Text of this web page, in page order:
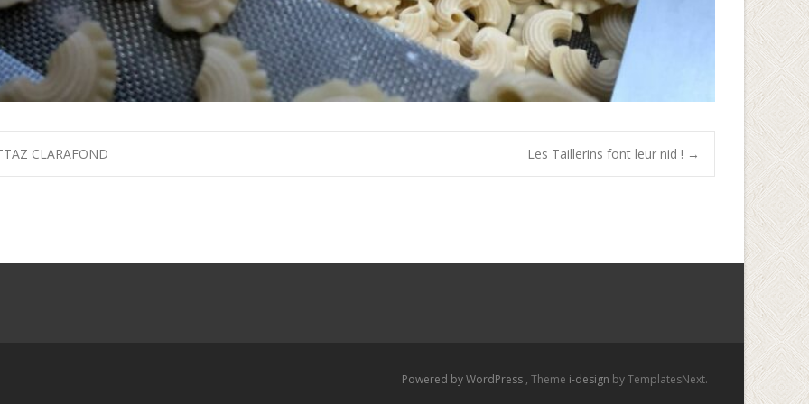
CLARAFOND Les Taillerins font leur nid ! →
Powered by WordPress , Theme i-design by TemplatesNext.